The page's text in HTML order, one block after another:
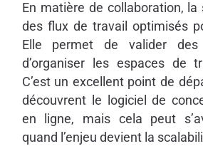
En matière de collaboration, la
des flux de travail optimisés
Elle permet de valider des
d’organiser les espaces de
C’est un excellent point de
découvrent le logiciel de
en ligne, mais cela peut
quand l’enjeu devient la